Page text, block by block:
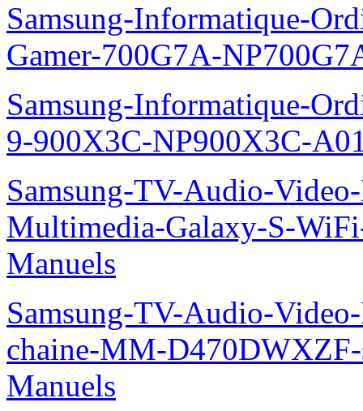
Samsung-Informatique-
Gamer-700G7A-
Samsung-Informatique-
9-900X3C-NP900X3C-
Samsung-TV-Audio-
Multimedia-Galaxy-S-
Manuels
Samsung-TV-Audio-
chaine-MM-
Manuels